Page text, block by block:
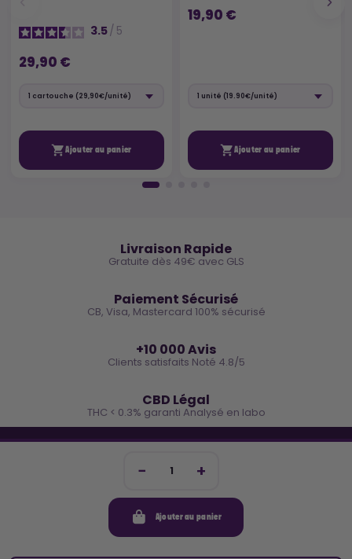
Ajouter au panier
3.5/ 5
29,90 €
Ajouter au panier
19,90 €
Ajouter au panier
Livraison Rapide
Gratuite dès 49€ avec GLS
Paiement Sécurisé
CB, Visa, Mastercard 100% sécurisé
+10 000 Avis
Clients satisfaits Noté 4.8/5
CBD Légal
THC < 0.3% garanti Analysé en labo
Inscris-toi et reçois -10€ sur ta prochaine commande